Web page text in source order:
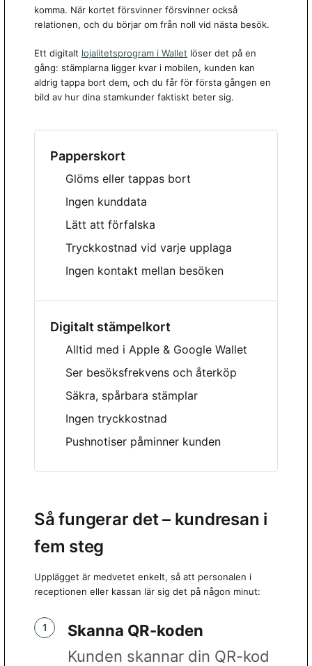
komma. När kortet försvinner försvinner också
relationen, och du börjar om från noll vid nästa besök.
Ett digitalt lojalitetsprogram i Wallet löser det på en
gång: stämplarna ligger kvar i mobilen, kunden kan
aldrig tappa bort dem, och du får för första gången en
bild av hur dina stamkunder faktiskt beter sig.
Papperskort
Glöms eller tappas bort
Ingen kunddata
Lätt att förfalska
Tryckkostnad vid varje upplaga
Ingen kontakt mellan besöken
Digitalt stämpelkort
Alltid med i Apple & Google Wallet
Ser besöksfrekvens och återköp
Säkra, spårbara stämplar
Ingen tryckkostnad
Pushnotiser påminner kunden
Så fungerar det – kundresan i
fem steg
Upplägget är medvetet enkelt, så att personalen i
receptionen eller kassan lär sig det på någon minut:
Skanna QR-koden
Kunden skannar din QR-kod